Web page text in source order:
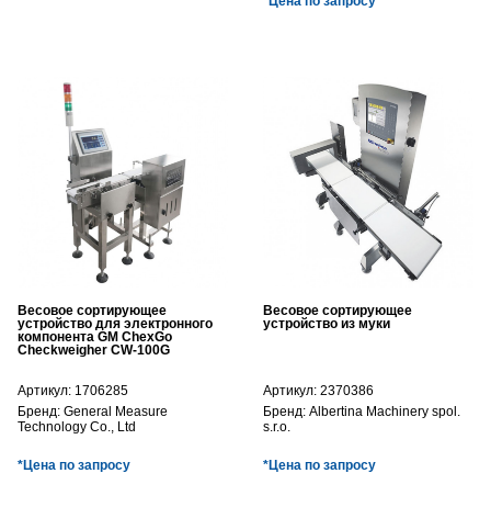
Весовое сортирующее
устройство для электронного
компонента GM ChexGo
Checkweigher CW-100G
Артикул: 1706285
Бренд: General Measure
Technology Co., Ltd
*Цена по запросу
Весовое сортирующее
устройство из муки
Артикул: 2370386
Бренд: Albertina Machinery spol.
s.r.o.
*Цена по запросу